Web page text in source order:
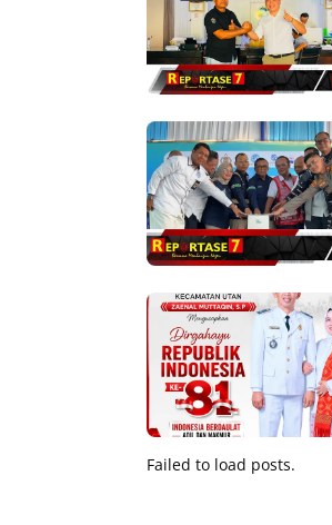
Failed to load posts.